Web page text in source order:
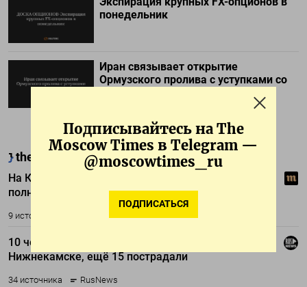
Подписывайтесь на The
Moscow Times в Telegram —
@moscowtimes_ru
ПОДПИСАТЬСЯ
понедельник
Иран связывает открытие
Ормузского пролива с уступками со